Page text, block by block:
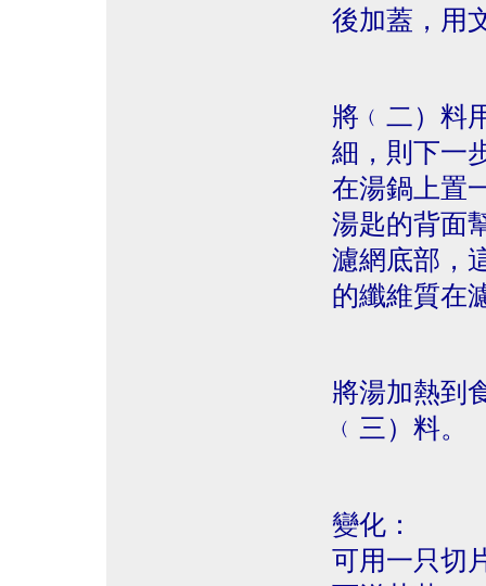
後加蓋，用
將﹙二）料
細，則下一
在湯鍋上置
湯匙的背面
濾網底部，
的纖維質在
將湯加熱到
﹙三）料。
變化：
可用一只切